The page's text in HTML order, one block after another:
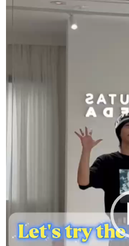
画
ー